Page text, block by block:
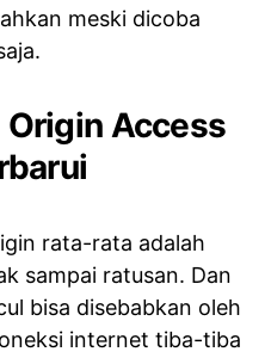
meski dicoba
Access
rata-rata adalah
sampai ratusan. Dan
bisa disebabkan oleh
internet tiba-tiba